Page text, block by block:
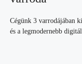
Cégünk 3 varrodájában
és a legmodernebb